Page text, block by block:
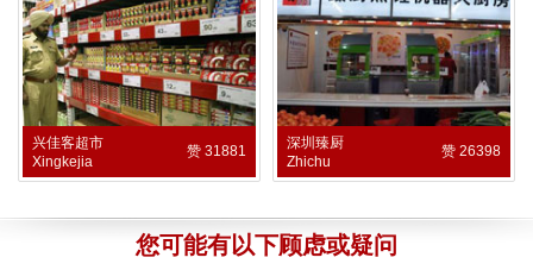
兴佳客超市
Xingkejia
赞 31881
深圳臻厨
Zhichu
赞 26398
您可能有以下顾虑或疑问